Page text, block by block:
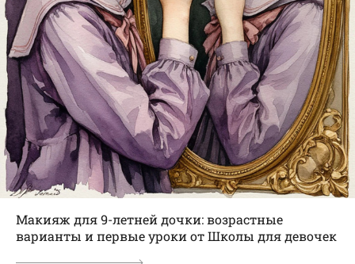
Макияж для 9-летней дочки: возрастные
варианты и первые уроки от Школы для девочек